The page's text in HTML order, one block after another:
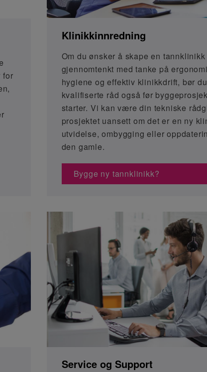
for
Klinikkinnredning
Om du ønsker å skape en tannklinikk
gjennomtenkt med tanke på
hygiene og effektiv klinikkdrift, bør
kvalifiserte råd også før
starter. Vi kan være din tekniske
prosjektet uansett om det er en ny
utvidelse, ombygging eller
den gamle.
Bygge ny tannklinikk?
Service og Support